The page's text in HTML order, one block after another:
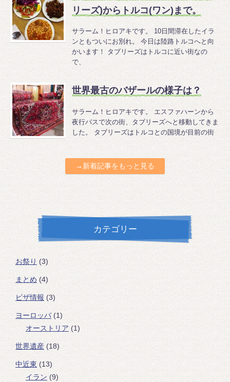
リーズ)からトルコ(ワン)まで。
サラーム！ヒロアキです。 10日間滞在したイラ
ンともついにお別れ。 今日は陸路トルコへと向
かいます！ タブリーズはトルコに近い街なの
で、
世界最古のバザールの様子は？
サラーム！ヒロアキです。 エスファハーンから
夜行バスで次の街、タブリーズへと移動してきま
した。 タブリーズはトルコとの国境が目前の街
→新着記事をもっと見る
カテゴリー
お祭り (3)
まとめ (4)
ビザ情報 (3)
ヨーロッパ(1)
オーストリア (1)
世界遺産 (18)
中近東 (13)
イラン (9)